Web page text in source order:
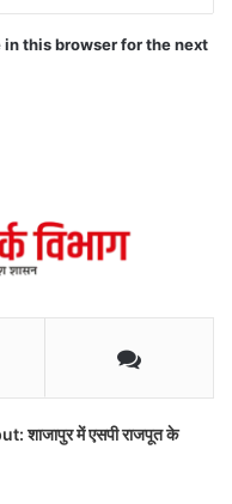
this browser for the next
शाजापुर में एसपी राजपूत के